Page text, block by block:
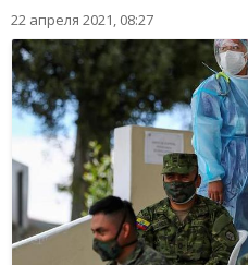
22 апреля 2021, 08:27